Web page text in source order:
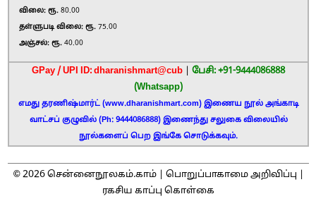
விலை: ரூ. 80.00
தள்ளுபடி விலை: ரூ. 75.00
அஞ்சல்: ரூ. 40.00
GPay / UPI ID: dharanishmart@cub
பேசி: +91-9444086888
(Whatsapp)
எமது தரணிஷ்மார்ட் (www.dharanishmart.com) இணைய நூல் அங்காடி
வாட்சப் குழுவில் (Ph: 9444086888) இணைந்து சலுகை விலையில்
நூல்களைப் பெற இங்கே சொடுக்கவும்.
©2026சென்னைநூலகம்.காம் | பொறுப்பாகாமை அறிவிப்பு
ரகசிய காப்பு கொள்கை